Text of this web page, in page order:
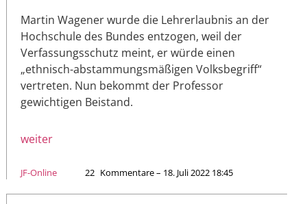
Martin Wagener wurde die Lehrerlaubnis an der
Hochschule des Bundes entzogen, weil der
Verfassungsschutz meint, er würde einen
„ethnisch-abstammungsmäßigen Volksbegriff“
vertreten. Nun bekommt der Professor
gewichtigen Beistand.
weiter
JF-Online 22 Kommentare – 18. Juli 2022 18:45